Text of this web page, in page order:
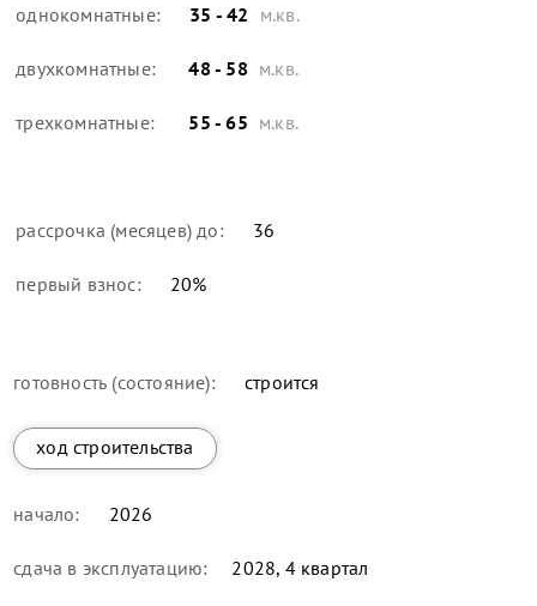
однокомнатные: 35 - 42 м.кв.
двухкомнатные: 48 - 58 м.кв.
трехкомнатные: 55 - 65 м.кв.
рассрочка (месяцев) до: 36
первый взнос: 20%
готовность (состояние): строится
ход строительства
начало: 2026
сдача в эксплуатацию: 2028, 4 квартал